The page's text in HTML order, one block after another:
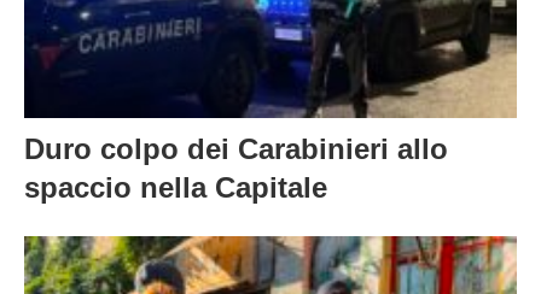
Duro colpo dei Carabinieri allo
spaccio nella Capitale